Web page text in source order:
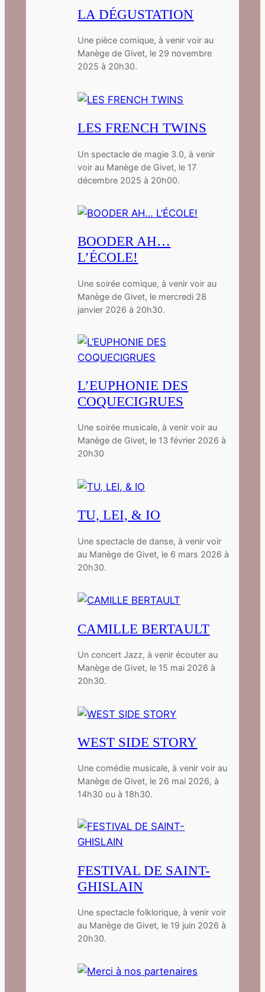
LA DÉGUSTATION
Une pièce comique, à venir voir au
Manège de Givet, le 29 novembre
2025 à 20h30.
LES FRENCH TWINS
Un spectacle de magie 3.0, à venir
voir au Manège de Givet, le 17
décembre 2025 à 20h00.
BOODER AH…
L’ÉCOLE!
Une soirée comique, à venir voir au
Manège de Givet, le mercredi 28
janvier 2026 à 20h30.
L’EUPHONIE DES
COQUECIGRUES
Une soirée musicale, à venir voir au
Manège de Givet, le 13 février 2026 à
20h30
TU, LEI, & IO
Une spectacle de danse, à venir voir
au Manège de Givet, le 6 mars 2026 à
20h30.
CAMILLE BERTAULT
Un concert Jazz, à venir écouter au
Manège de Givet, le 15 mai 2026 à
20h30.
WEST SIDE STORY
Une comédie musicale, à venir voir au
Manège de Givet, le 26 mai 2026, à
14h30 ou à 18h30.
FESTIVAL DE SAINT-
GHISLAIN
Une spectacle folklorique, à venir voir
au Manège de Givet, le 19 juin 2026 à
20h30.